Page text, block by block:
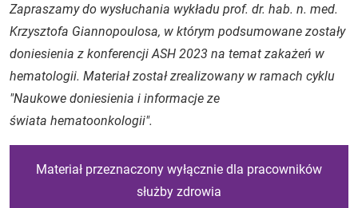
Zapraszamy do wysłuchania wykładu prof. dr. hab. n. med.
Krzysztofa Giannopoulosa, w którym podsumowane zostały
doniesienia z konferencji ASH 2023 na temat zakażeń w
hematologii. Materiał został zrealizowany w ramach cyklu
"Naukowe doniesienia i informacje ze
świata hematoonkologii".
Materiał przeznaczony wyłącznie dla pracowników
służby zdrowia